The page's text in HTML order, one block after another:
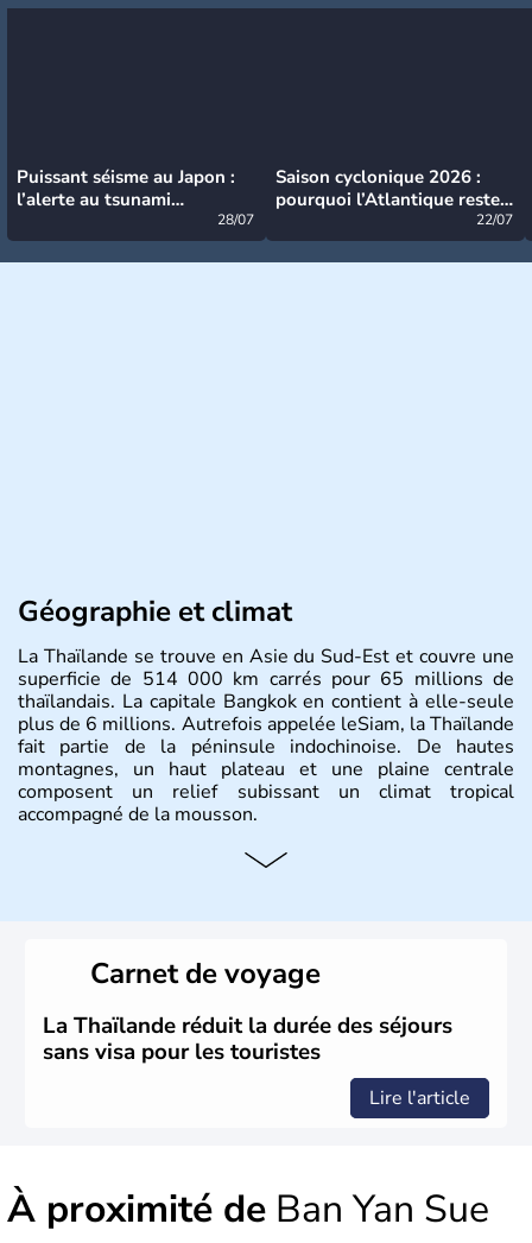
Puissant séisme au Japon :
l’alerte au tsunami
28/07
Saison cyclonique 2026 :
pourquoi l’Atlantique reste
22/07
Géographie et climat
La Thaïlande se trouve en Asie du Sud-Est et couvre une
superficie de 514 000 km carrés pour 65 millions de
thaïlandais. La capitale Bangkok en contient à elle-seule
plus de 6 millions. Autrefois appelée leSiam, la Thaïlande
fait partie de la péninsule indochinoise. De hautes
montagnes, un haut plateau et une plaine centrale
composent un relief subissant un climat tropical
accompagné de la mousson.
Histoire et administration
Elle se lie avec la France, le Royaume-Uni et les Etats-
Unis sur des questions de commerce et de pouvoir avant
la chute de la Monarchie absolue en 1932. Il s'agit encore
aujourd'hui d'une nation bouddhiste au régime politique
instable.
Carnet de voyage
La Thaïlande réduit la durée des séjours
sans visa pour les touristes
Lire l'article
À proximité de Ban Yan Sue